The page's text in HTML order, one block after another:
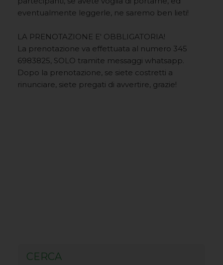
eventualmente leggerle, ne saremo ben lieti!
LA PRENOTAZIONE E' OBBLIGATORIA!
La prenotazione va effettuata al numero 345
6983825, SOLO tramite messaggi whatsapp.
Dopo la prenotazione, se siete costretti a
rinunciare, siete pregati di avvertire, grazie!
CERCA